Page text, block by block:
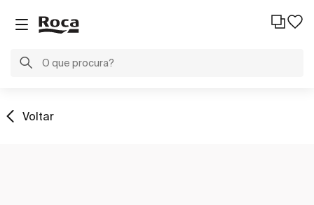
Voltar